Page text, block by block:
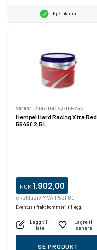
Fjernlager
Varenr.: 7897109 | 43-118-250
Hempel Hard Racing Xtra Red
56460 2,5 L
NOK 1.902,00
eksklusiv MVA 1.521,60
Eventuelt frakt kommer i tillegg.
Legg til i
liste
Lagre til
senere
SE PRODUKT